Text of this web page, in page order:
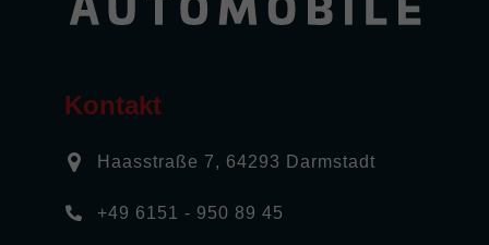
Kontakt
Haasstraße 7, 64293 Darmstadt
+49 6151 - 950 89 45